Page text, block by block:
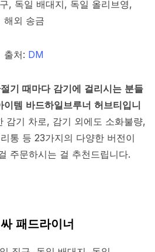
출처: DM
기 때마다 감기에 걸리시는 분들
템 바드하일브루너 허브티입니
감기 차로, 감기 외에도 소화불량,
통 등 23가지의 다양한 버전이
주문하시는 걸 추천드립니다.
패드라이너